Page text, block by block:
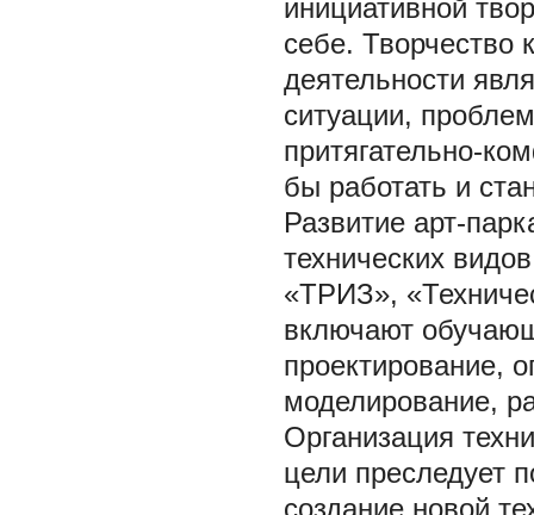
инициативной
себе. Творчество
деятельности
ситуации,
притягательно-
бы работать и
Развитие арт-
технических
«ТРИЗ»,
включают
проектирование,
моделирование,
Организация
цели преследует
создание новой